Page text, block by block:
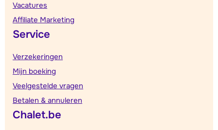
Vacatures
Affiliate Marketing
Service
Verzekeringen
Mijn boeking
Veelgestelde vragen
Betalen & annuleren
Chalet.be